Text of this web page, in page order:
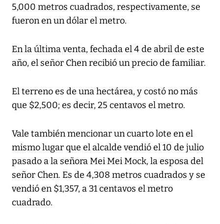
5,000 metros cuadrados, respectivamente, se
fueron en un dólar el metro.
En la última venta, fechada el 4 de abril de este
año, el señor Chen recibió un precio de familiar.
El terreno es de una hectárea, y costó no más
que $2,500; es decir, 25 centavos el metro.
Vale también mencionar un cuarto lote en el
mismo lugar que el alcalde vendió el 10 de julio
pasado a la señora Mei Mei Mock, la esposa del
señor Chen. Es de 4,308 metros cuadrados y se
vendió en $1,357, a 31 centavos el metro
cuadrado.